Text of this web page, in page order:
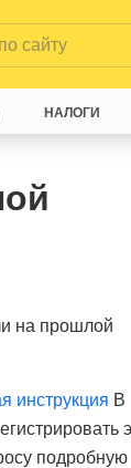
на прошлой
инструкция В
подробную
НАЛОГИ